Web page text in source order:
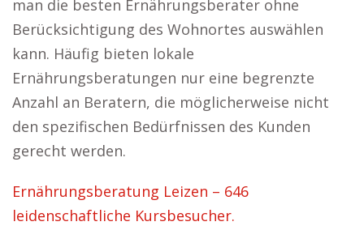
man die besten Ernährungsberater ohne
Berücksichtigung des Wohnortes auswählen
kann. Häufig bieten lokale
Ernährungsberatungen nur eine begrenzte
Anzahl an Beratern, die möglicherweise nicht
den spezifischen Bedürfnissen des Kunden
gerecht werden.
Ernährungsberatung Leizen – 646
leidenschaftliche Kursbesucher.